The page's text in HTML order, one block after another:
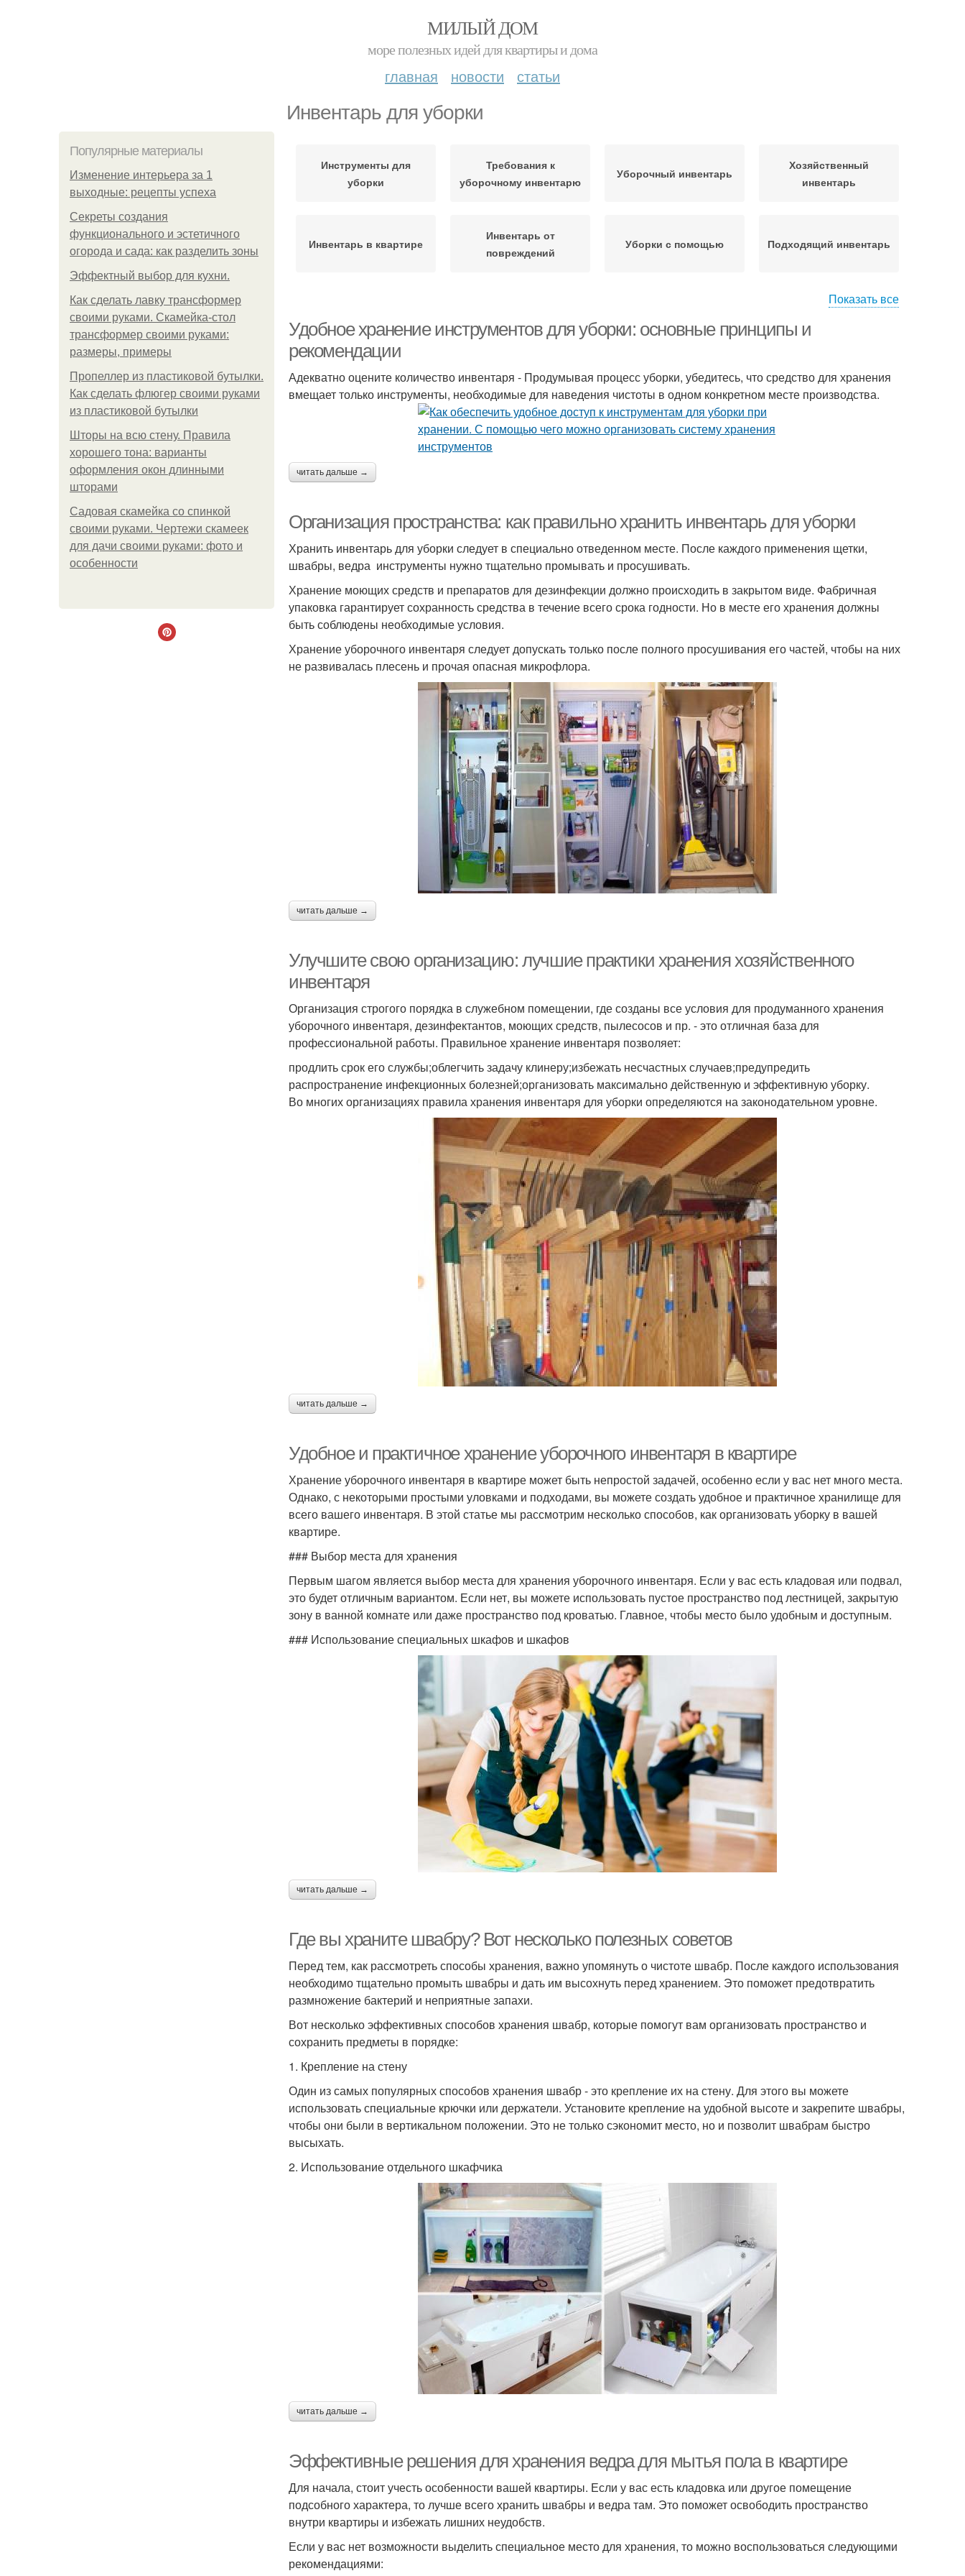
МИЛЫЙ ДОМ
море полезных идей для квартиры и дома
главная новости статьи
Инвентарь для уборки
Популярные материалы
Изменение интерьера за 1
выходные: рецепты успеха
Секреты создания
функционального и эстетичного
огорода и сада: как разделить зоны
Эффектный выбор для кухни.
Как сделать лавку трансформер
своими руками. Скамейка-стол
трансформер своими руками:
размеры, примеры
Пропеллер из пластиковой бутылки.
Как сделать флюгер своими руками
из пластиковой бутылки
Шторы на всю стену. Правила
хорошего тона: варианты
оформления окон длинными
шторами
Садовая скамейка со спинкой
своими руками. Чертежи скамеек
для дачи своими руками: фото и
особенности
Инструменты для
уборки
Требования к
уборочному инвентарю
Уборочный инвентарь
Хозяйственный
инвентарь
Инвентарь в квартире
Инвентарь от
повреждений
Уборки с помощью Подходящий инвентарь
Показать все
Удобное хранение инструментов для уборки: основные принципы и
рекомендации
Адекватно оцените количество инвентаря - Продумывая процесс уборки, убедитесь, что средство для хранения
вмещает только инструменты, необходимые для наведения чистоты в одном конкретном месте производства.
читать дальше →
Организация пространства: как правильно хранить инвентарь для уборки
Хранить инвентарь для уборки следует в специально отведенном месте. После каждого применения щетки,
швабры, ведра инструменты нужно тщательно промывать и просушивать.
Хранение моющих средств и препаратов для дезинфекции должно происходить в закрытом виде. Фабричная
упаковка гарантирует сохранность средства в течение всего срока годности. Но в месте его хранения должны
быть соблюдены необходимые условия.
Хранение уборочного инвентаря следует допускать только после полного просушивания его частей, чтобы на них
не развивалась плесень и прочая опасная микрофлора.
читать дальше →
Улучшите свою организацию: лучшие практики хранения хозяйственного
инвентаря
Организация строгого порядка в служебном помещении, где созданы все условия для продуманного хранения
уборочного инвентаря, дезинфектантов, моющих средств, пылесосов и пр. - это отличная база для
профессиональной работы. Правильное хранение инвентаря позволяет:
продлить срок его службы;облегчить задачу клинеру;избежать несчастных случаев;предупредить
распространение инфекционных болезней;организовать максимально действенную и эффективную уборку.
Во многих организациях правила хранения инвентаря для уборки определяются на законодательном уровне.
читать дальше →
Удобное и практичное хранение уборочного инвентаря в квартире
Хранение уборочного инвентаря в квартире может быть непростой задачей, особенно если у вас нет много места.
Однако, с некоторыми простыми уловками и подходами, вы можете создать удобное и практичное хранилище для
всего вашего инвентаря. В этой статье мы рассмотрим несколько способов, как организовать уборку в вашей
квартире.
### Выбор места для хранения
Первым шагом является выбор места для хранения уборочного инвентаря. Если у вас есть кладовая или подвал,
это будет отличным вариантом. Если нет, вы можете использовать пустое пространство под лестницей, закрытую
зону в ванной комнате или даже пространство под кроватью. Главное, чтобы место было удобным и доступным.
### Использование специальных шкафов и шкафов
читать дальше →
Где вы храните швабру? Вот несколько полезных советов
Перед тем, как рассмотреть способы хранения, важно упомянуть о чистоте швабр. После каждого использования
необходимо тщательно промыть швабры и дать им высохнуть перед хранением. Это поможет предотвратить
размножение бактерий и неприятные запахи.
Вот несколько эффективных способов хранения швабр, которые помогут вам организовать пространство и
сохранить предметы в порядке:
1. Крепление на стену
Один из самых популярных способов хранения швабр - это крепление их на стену. Для этого вы можете
использовать специальные крючки или держатели. Установите крепление на удобной высоте и закрепите швабры,
чтобы они были в вертикальном положении. Это не только сэкономит место, но и позволит швабрам быстро
высыхать.
2. Использование отдельного шкафчика
читать дальше →
Эффективные решения для хранения ведра для мытья пола в квартире
Для начала, стоит учесть особенности вашей квартиры. Если у вас есть кладовка или другое помещение
подсобного характера, то лучше всего хранить швабры и ведра там. Это поможет освободить пространство
внутри квартиры и избежать лишних неудобств.
Если у вас нет возможности выделить специальное место для хранения, то можно воспользоваться следующими
рекомендациями: